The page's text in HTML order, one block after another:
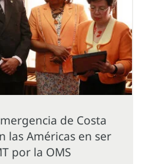
de Costa
las Américas en ser
por la OMS